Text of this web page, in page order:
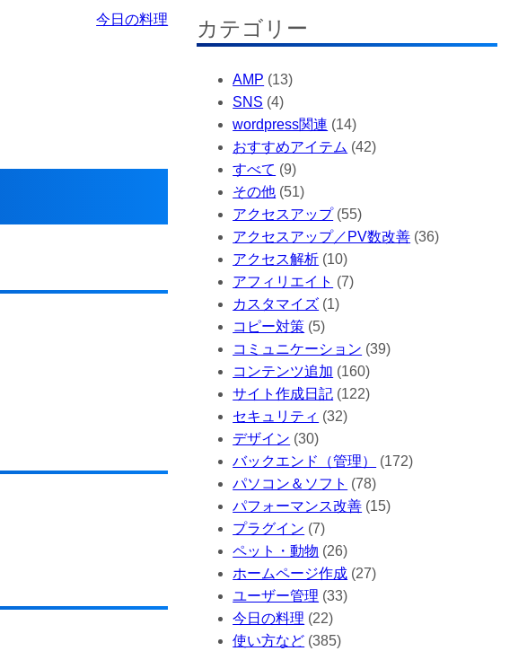
今日の料理 カテゴリー
AMP (13)
SNS (4)
wordpress関連 (14)
おすすめアイテム (42)
すべて (9)
その他 (51)
アクセスアップ(55)
アクセスアップ／PV数改善 (36)
アクセス解析 (10)
アフィリエイト (7)
カスタマイズ (1)
コピー対策 (5)
コミュニケーション (39)
コンテンツ追加 (160)
サイト作成日記 (122)
セキュリティ (32)
デザイン (30)
バックエンド（管理）
(172)
パソコン＆ソフト (78)
パフォーマンス改善 (15)
プラグイン (7)
ペット・動物 (26)
ホームページ作成 (27)
ユーザー管理 (33)
今日の料理 (22)
使い方など (385)